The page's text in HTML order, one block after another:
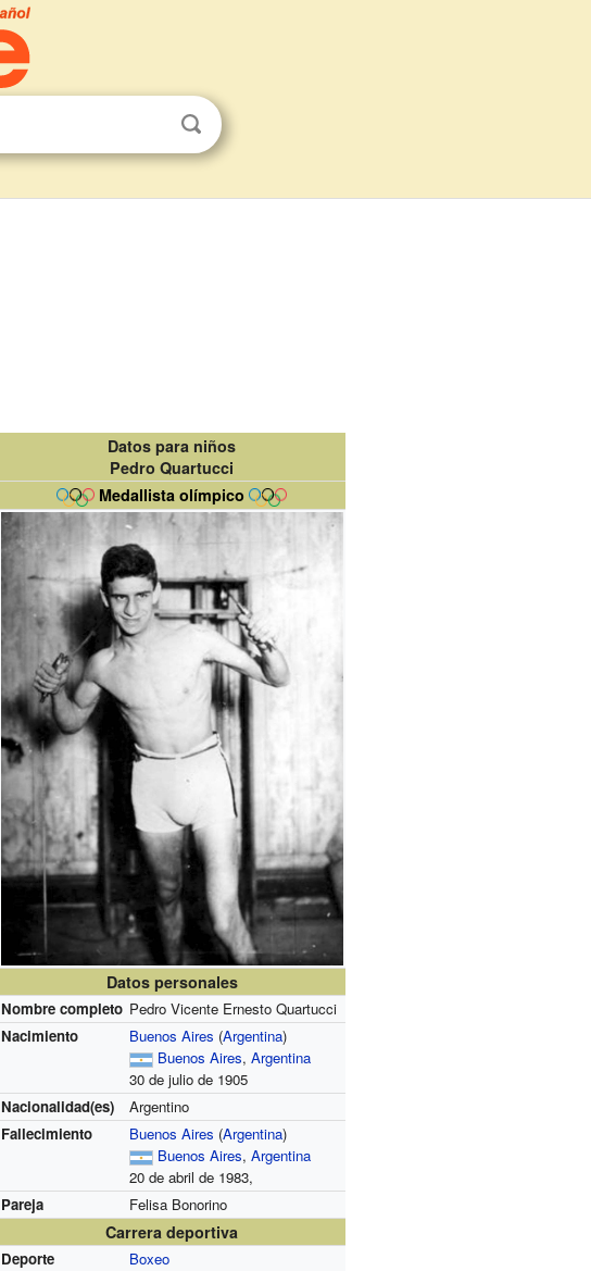
Datos para niños
Pedro Quartucci
Medallista olímpico
Datos personales
Nombre completo Pedro Vicente Ernesto Quartucci
Nacimiento
Buenos Aires (Argentina)
Buenos Aires,Argentina
30 de julio de 1905
Nacionalidad(es)
Argentino
Fallecimiento
Buenos Aires (Argentina)
Buenos Aires,Argentina
20 de abril de 1983,
Pareja
Felisa Bonorino
Carrera deportiva
Deporte Boxeo